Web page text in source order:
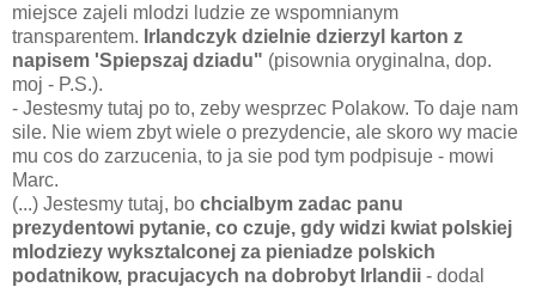
miejsce zajeli mlodzi ludzie ze wspomnianym
transparentem. Irlandczyk dzielnie dzierzyl karton z
napisem 'Spiepszaj dziadu" (pisownia oryginalna, dop.
moj - P.S.).
- Jestesmy tutaj po to, zeby wesprzec Polakow. To daje nam
sile. Nie wiem zbyt wiele o prezydencie, ale skoro wy macie
mu cos do zarzucenia, to ja sie pod tym podpisuje - mowi
Marc.
(...) Jestesmy tutaj, bo chcialbym zadac panu
prezydentowi pytanie, co czuje, gdy widzi kwiat polskiej
mlodziezy wyksztalconej za pieniadze polskich
podatnikow, pracujacych na dobrobyt Irlandii - dodal